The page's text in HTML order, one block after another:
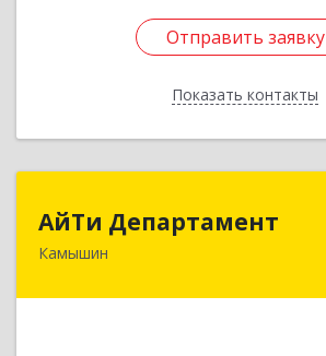
Отправить заявку
Показать контакты
Отправить заявку
Назад
АйТи Департамент
Камышин